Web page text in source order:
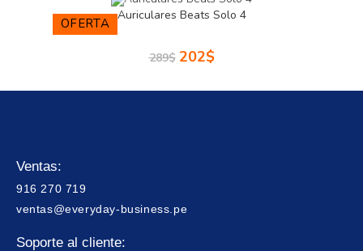
OFERTA
Auriculares Beats Solo 4
289$ 202$
Ventas:
916 270 719
ventas@everyday-business.pe
Soporte al cliente: